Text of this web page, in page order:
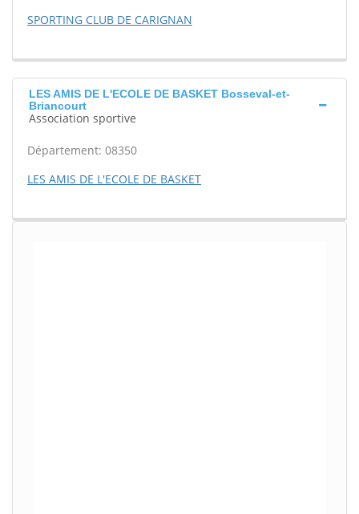
SPORTING CLUB DE CARIGNAN
LES AMIS DE L'ECOLE DE BASKET Bosseval-et-
Briancourt
Association sportive
Département: 08350
LES AMIS DE L'ECOLE DE BASKET